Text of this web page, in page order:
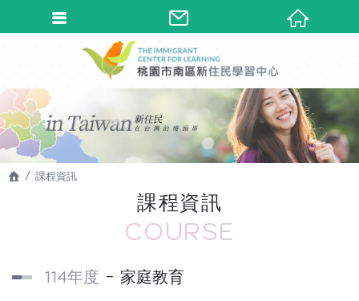
課程資訊
課程資訊
COURSE
114年度 家庭教育